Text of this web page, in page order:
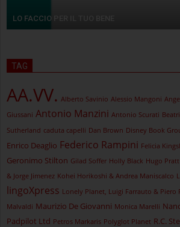
LO FACCIO PER IL TUO BENE
TAG
AA.VV. Alberto Savinio Alessio Mangoni
Giussani Antonio Manzini Antonio Scurati
Sutherland caduta capelli Dan Brown Disney Book
Enrico Deaglio Federico Rampini Felicia
Geronimo Stilton Gilad Soffer Holly Black Hugo Pratt
& Jorge Jimenez Kohei Horikoshi & Andrea Maniscalco
lingoXpress Lonely Planet, Luigi Farrauto & Piero
Malvaldi Maurizio De Giovanni Monica Marelli
Padpilot Ltd Petros Markaris Polyglot Planet R.C.